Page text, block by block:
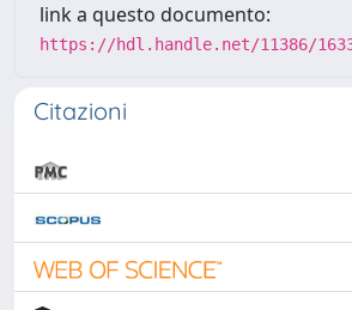
link a questo documento:
https://hdl.handle.net/11386/
Citazioni